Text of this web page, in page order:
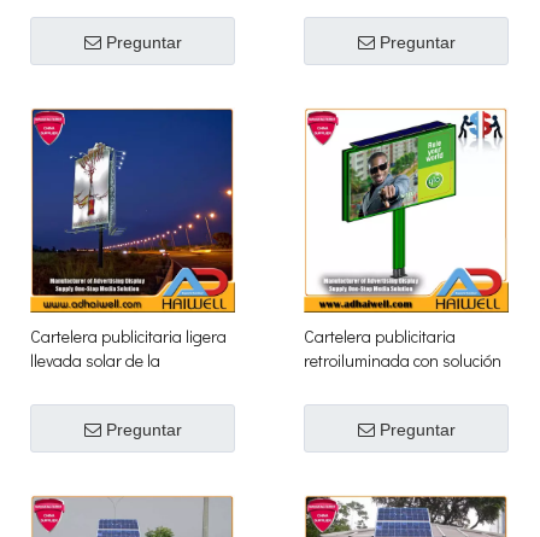
energía solar
Preguntar Preguntar
Cartelera publicitaria ligera
llevada solar de la
Preguntar
Cartelera publicitaria
retroiluminada con solución
Preguntar